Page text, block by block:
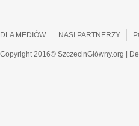
DLA MEDIÓW NASI PARTNERZY
Copyright 2016© SzczecinGłówny.org |